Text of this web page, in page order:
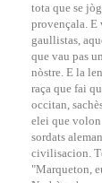
tota que se
provençala. E
gaullistas,
que vau pas
nòstre. E la
raça que fai
occitan,
elei que
sordats
civilisacion.
"Marqueton,